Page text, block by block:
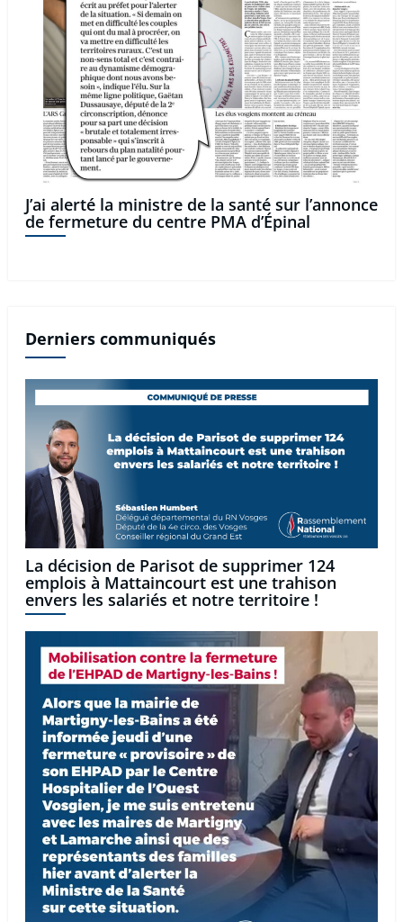
J’ai alerté la ministre de la santé sur l’annonce
de fermeture du centre PMA d’Épinal
Derniers communiqués
La décision de Parisot de supprimer 124
emplois à Mattaincourt est une trahison
envers les salariés et notre territoire !